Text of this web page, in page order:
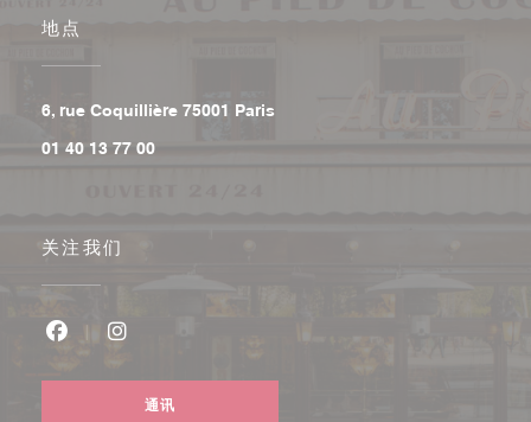
地点
6, rue Coquillière 75001 Paris
01 40 13 77 00
关注我们
通讯